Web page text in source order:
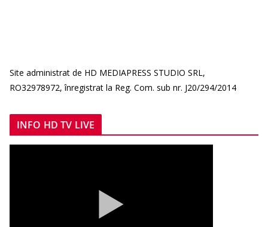
Site administrat de HD MEDIAPRESS STUDIO SRL,
RO32978972, înregistrat la Reg. Com. sub nr. J20/294/2014
INFO HD TV LIVE